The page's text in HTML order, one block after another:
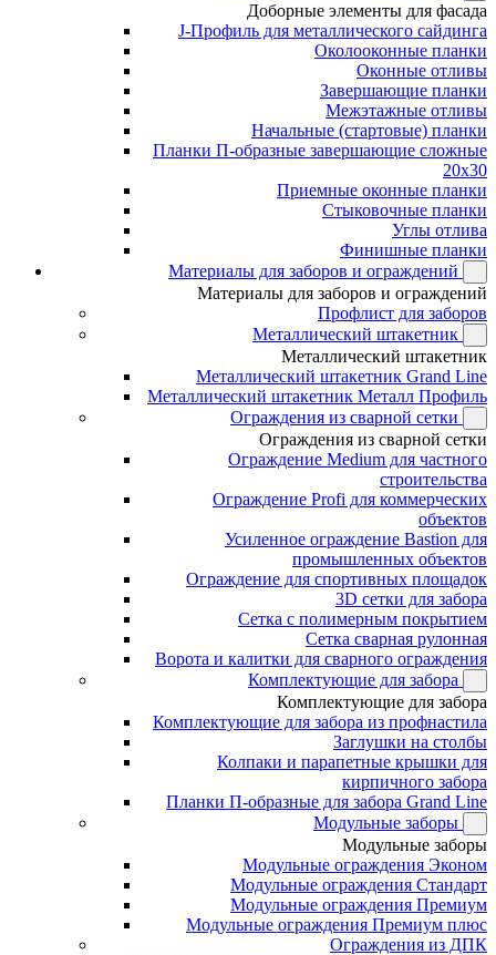
Доборные элементы для фасада
J-Профиль для металлического сайдинга
Околооконные планки
Оконные отливы
Завершающие планки
Межэтажные отливы
Начальные (стартовые) планки
Планки П-образные завершающие сложные
20x30
Приемные оконные планки
Стыковочные планки
Углы отлива
Финишные планки
Материалы для заборов и ограждений
Материалы для заборов и ограждений
Профлист для заборов
Металлический штакетник
Металлический штакетник
Металлический штакетник Grand Line
Металлический штакетник Металл Профиль
Ограждения из сварной сетки
Ограждения из сварной сетки
Ограждение Medium для частного
строительства
Ограждение Profi для коммерческих
объектов
Усиленное ограждение Bastion для
промышленных объектов
Ограждение для спортивных площадок
3D сетки для забора
Сетка с полимерным покрытием
Сетка сварная рулонная
Ворота и калитки для сварного ограждения
Комплектующие для забора
Комплектующие для забора
Комплектующие для забора из профнастила
Заглушки на столбы
Колпаки и парапетные крышки для
кирпичного забора
Планки П-образные для забора Grand Line
Модульные заборы
Модульные заборы
Модульные ограждения Эконом
Модульные ограждения Стандарт
Модульные ограждения Премиум
Модульные ограждения Премиум плюс
Ограждения из ДПК